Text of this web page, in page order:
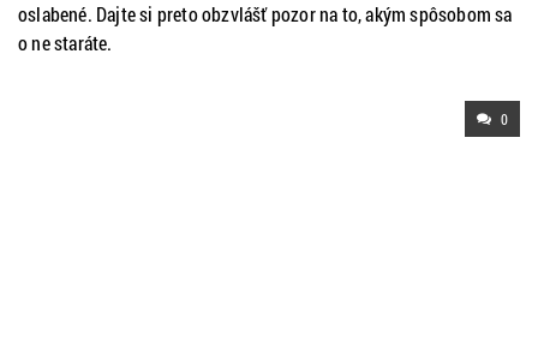
oslabené. Dajte si preto obzvlášť pozor na to, akým spôsobom sa
o ne staráte.
0